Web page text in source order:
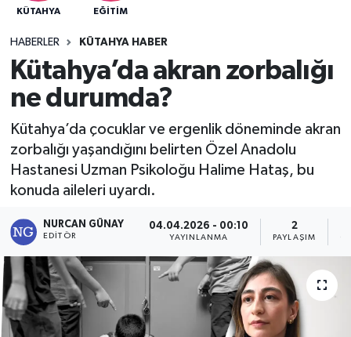
KÜTAHYA EĞITIM
HABERLER KÜTAHYA HABER
Kütahya’da akran zorbalığı
ne durumda?
Kütahya’da çocuklar ve ergenlik döneminde akran
zorbalığı yaşandığını belirten Özel Anadolu
Hastanesi Uzman Psikoloğu Halime Hataş, bu
konuda aileleri uyardı.
NURCAN GÜNAY
EDITÖR
04.04.2026 - 00:10
YAYINLANMA
2
PAYLAŞIM
Bölge
Çavdarhisar
Domaniç
Dumlupınar
Dünya
Eğitim
Ekonomi
Son Dakika Haberleri
Haber Arşivi